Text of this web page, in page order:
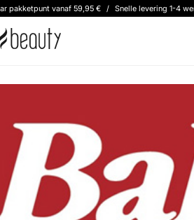
pakketpunt vanaf 59,95 € / Snelle levering 1-4